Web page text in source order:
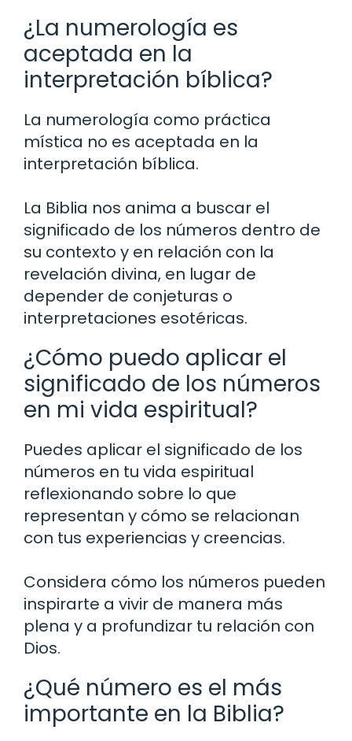
¿La numerología es
aceptada en la
interpretación bíblica?
La numerología como práctica
mística no es aceptada en la
interpretación bíblica.
La Biblia nos anima a buscar el
significado de los números dentro de
su contexto y en relación con la
revelación divina, en lugar de
depender de conjeturas o
interpretaciones esotéricas.
¿Cómo puedo aplicar el
significado de los números
en mi vida espiritual?
Puedes aplicar el significado de los
números en tu vida espiritual
reflexionando sobre lo que
representan y cómo se relacionan
con tus experiencias y creencias.
Considera cómo los números pueden
inspirarte a vivir de manera más
plena y a profundizar tu relación con
Dios.
¿Qué número es el más
importante en la Biblia?